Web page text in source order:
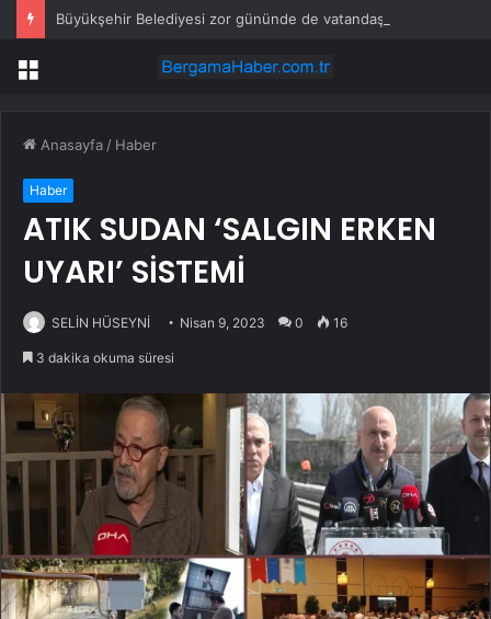
Menü
Anasayfa / Haber
Haber
ATIK SUDAN ‘SALGIN ERKEN
UYARI’ SİSTEMİ
SELİN HÜSEYNİ Nisan 9, 2023 0 16
3 dakika okuma süresi